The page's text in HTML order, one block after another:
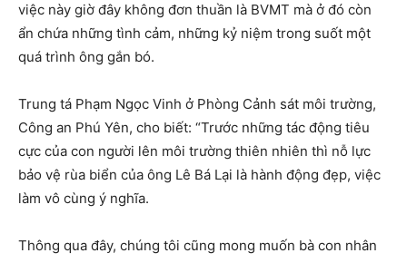
việc này giờ đây không đơn thuần là BVMT mà ở đó còn
ẩn chứa những tình cảm, những kỷ niệm trong suốt một
quá trình ông gắn bó.
Trung tá Phạm Ngọc Vinh ở Phòng Cảnh sát môi trường,
Công an Phú Yên, cho biết: “Trước những tác động tiêu
cực của con người lên môi trường thiên nhiên thì nỗ lực
bảo vệ rùa biển của ông Lê Bá Lại là hành động đẹp, việc
làm vô cùng ý nghĩa.
Thông qua đây, chúng tôi cũng mong muốn bà con nhân